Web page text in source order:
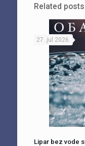
Related posts
27. jul 2026.
Lipar bez vode